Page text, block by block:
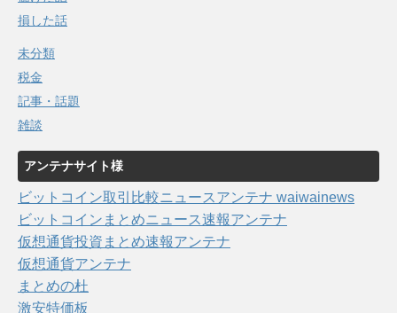
損した話
未分類
税金
記事・話題
雑談
アンテナサイト様
ビットコイン取引比較ニュースアンテナ waiwainews
ビットコインまとめニュース速報アンテナ
仮想通貨投資まとめ速報アンテナ
仮想通貨アンテナ
まとめの杜
激安特価板